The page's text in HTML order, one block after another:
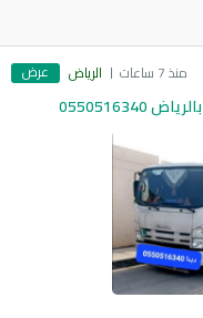
منذ 7 ساعات الرياض عرض